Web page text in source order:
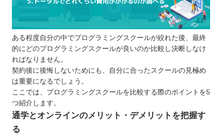
ある程度自分の中でプログラミングスクールが絞れた後、最終
的にどのプログラミングスクールが良いのか比較し決断しなけ
ればなりません。
契約後に後悔しないためにも、自分に合ったスクールの見極め
は重要になるでしょう。
ここでは、プログラミングスクールを比較する際のポイントを5
つ紹介します。
通学とオンラインのメリット・デメリットを把握す
る